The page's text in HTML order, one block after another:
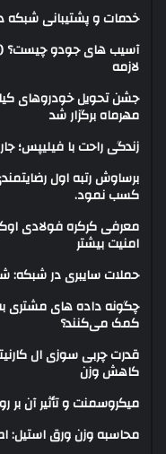
خدمات و پشتیبانی شبکه
آسیب های جودو چیست؟
لازمه
جشن تحویل خودروهای
مهرماه برگزار شد
زندگی راحت با فیلیپس؛
برساوش رتبه اول
کسب نمود.
امنیت بیشتر
حملات سایبری در شبکه:
چگونه داده های مشتری
کمک می‌کنند؟
قدرت چربی سوزی ال
کاهش وزن
میکروسمنت و تأثیر آن
محاسبه وزن ورق استیل: